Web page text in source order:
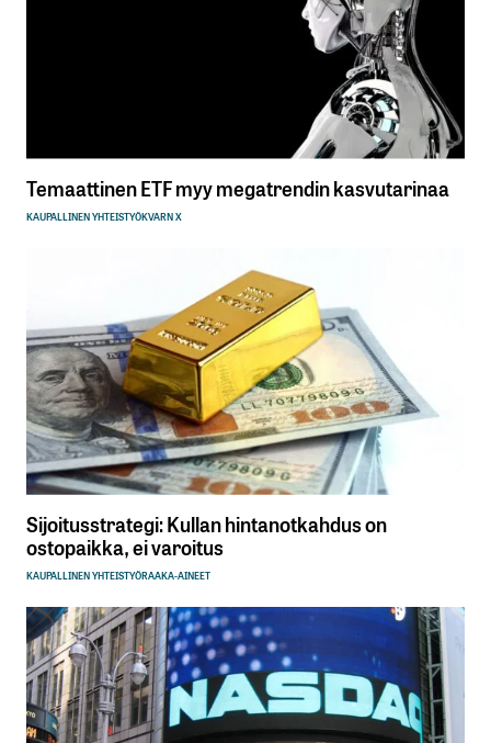
Temaattinen ETF myy megatrendin kasvutarinaa
KAUPALLINEN YHTEISTYÖKVARN X
Sijoitusstrategi: Kullan hintanotkahdus on
ostopaikka, ei varoitus
KAUPALLINEN YHTEISTYÖRAAKA-AINEET